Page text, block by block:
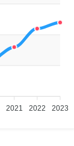
2021 2022 2023